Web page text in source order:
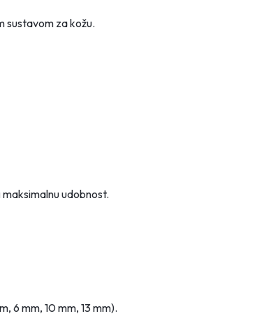
sustavom za kožu.
udobnost.
6 mm, 10 mm, 13 mm).